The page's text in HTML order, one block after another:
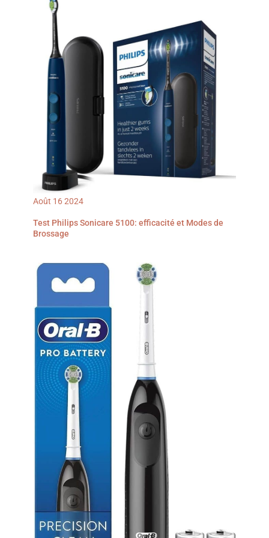
selon vos besoins : par
ex., nettoyage en
profondeur, nettoyage en
douceur, blancheur Les
brossettes Oral-B rondes
atteignent les zones
impossibles à nettoyer
avec une brosse
rectangulaire, faites
l’expérience d’un meilleur
nettoyage avec la marque
la plus utilisée par les
dentistes dans le monde
Août 162024
Test Philips Sonicare 5100: efficacité et Modes de
Brossage